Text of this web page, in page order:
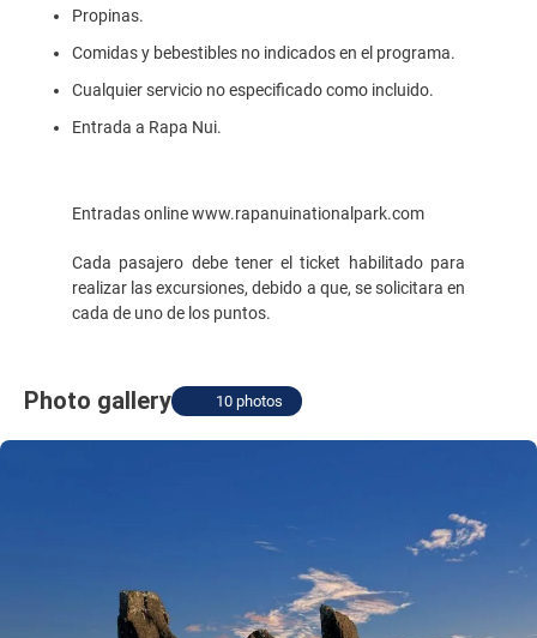
Propinas.
Comidas y bebestibles no indicados en el programa.
Cualquier servicio no especificado como incluido.
Entrada a Rapa Nui.
Entradas online www.rapanuinationalpark.com
Cada pasajero debe tener el ticket habilitado para
realizar las excursiones, debido a que, se solicitara en
cada de uno de los puntos.
Photo gallery 10 photos